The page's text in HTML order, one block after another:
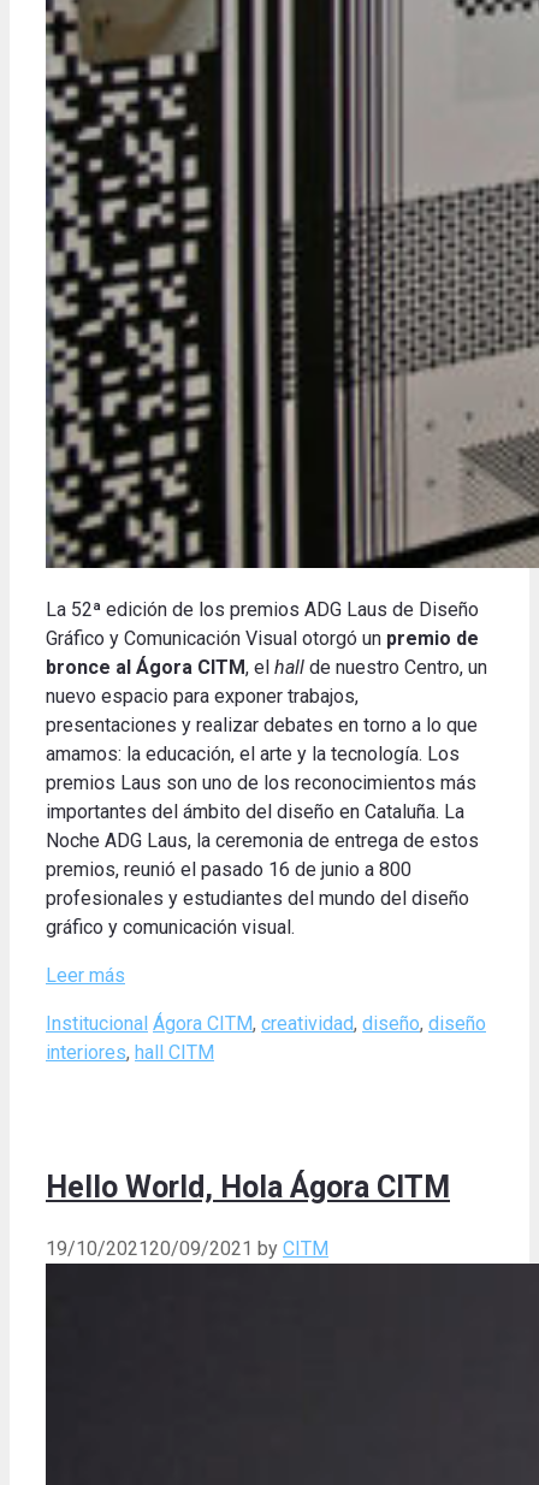
La 52ª edición de los premios ADG Laus de Diseño
Gráfico y Comunicación Visual otorgó un premio de
bronce al Ágora CITM, el hall de nuestro Centro, un
nuevo espacio para exponer trabajos,
presentaciones y realizar debates en torno a lo que
amamos: l a educación, el arte y la tecnología. Los
premios Laus son uno de los reconocimientos más
importantes del ámbito del diseño en Cataluña. La
Noche ADG Laus, la ceremonia de entrega de estos
premios, reunió el pasado 16 de junio a 800
profesionales y estudiantes del mundo del diseño
gráfico y comunicación visual .
Leer más
Categories
Institucional Tags
Ágora CITM, creatividad, diseño, diseño
interiores, hall CITM
Hello World, Hola Ágora CITM
19/10/202120/09/2021 by CITM